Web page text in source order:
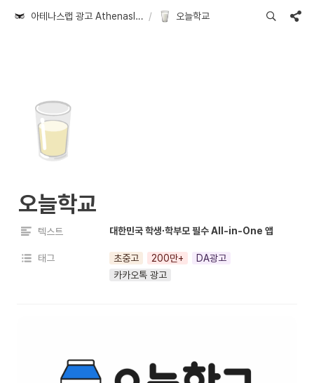
아테나스랩 광고 Athenaslab AD / 오늘학교
🥛
오늘학교
텍스트 대한민국 학생∙학부모 필수 All-in-One 앱
태그 초중고 200만+
DA광고
카카오톡 광고